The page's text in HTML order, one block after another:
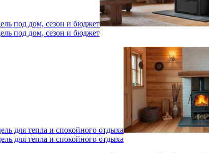
под дом, сезон и бюджет
под дом, сезон и бюджет
для тепла и спокойного отдыха
для тепла и спокойного отдыха